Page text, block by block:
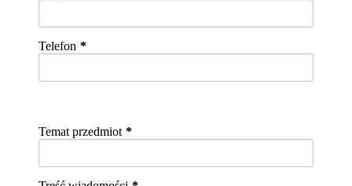
Telefon
Temat przedmiot